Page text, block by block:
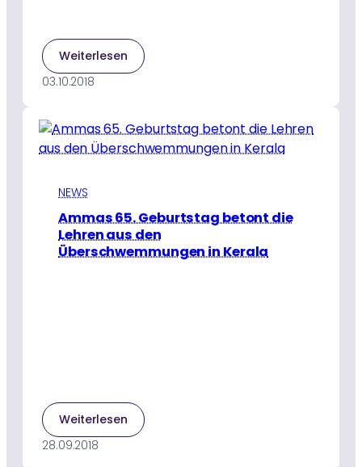
Weiterlesen:
Der
ehrt
Amma
für
Kampagne
zur
Säuberung
03.10.2018
NEWS
Ammas 65. Geburtstag betont die
Lehren aus den
Überschwemmungen in Kerala
Weiterlesen:
Ammas
28.09.2018